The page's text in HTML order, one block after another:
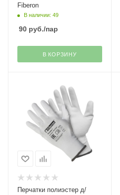
Fiberon
В наличии: 49
90 руб./пар
В КОРЗИНУ
Перчатки полиэстер д/